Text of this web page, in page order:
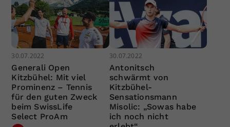
30.07.2022
Generali Open
Kitzbühel: Mit viel
Prominenz – Tennis
für den guten Zweck
beim SwissLife
Select ProAm
30.07.2022
Antonitsch
schwärmt von
Kitzbühel-
Sensationsmann
Misolic: „Sowas habe
ich noch nicht